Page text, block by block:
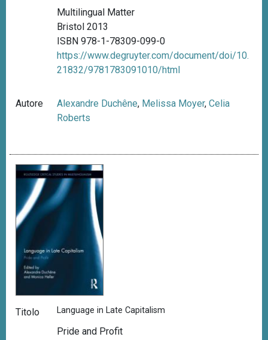
Multilingual Matter
Bristol 2013
ISBN 978-1-78309-099-0
https://www.degruyter.com/document/doi/10.
21832/9781783091010/html
Autore Alexandre Duchêne, Melissa Moyer,Celia
Roberts
Titolo Language in Late Capitalism
Pride and Profit